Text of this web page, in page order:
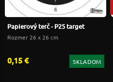
Papierový terč - P25 target
Rozmer 26 x 26 cm
0,15 € SKLADOM